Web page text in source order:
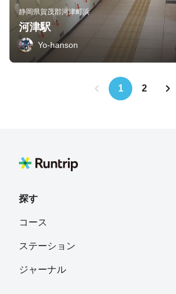
静岡県賀茂郡河津町浜
河津駅
Yo-hanson
1 2
探す
コース
ステーション
ジャーナル